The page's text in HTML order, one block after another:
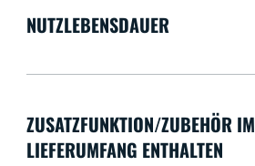
NUTZLEBENSDAUER
ZUSATZFUNKTION/ZUBEHÖR IM
LIEFERUMFANG ENTHALTEN